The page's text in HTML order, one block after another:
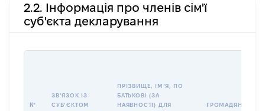
2.2. Інформація про членів сім'ї
суб'єкта декларування
№
ЗВʼЯЗОК ІЗ
СУБʼЄКТОМ
ПРІЗВИЩЕ, ІМʼЯ, ПО
БАТЬКОВІ (ЗА
НАЯВНОСТІ) ДЛЯ
ГРОМАДЯНСТВО